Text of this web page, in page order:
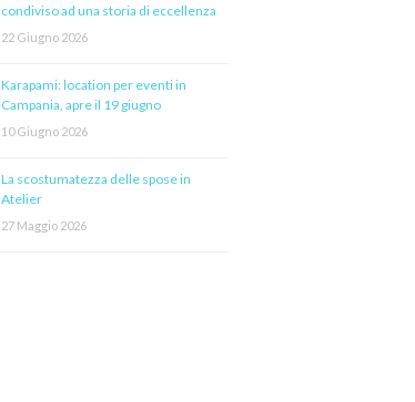
condiviso ad una storia di eccellenza
22 Giugno 2026
Karapami: location per eventi in
Campania, apre il 19 giugno
10 Giugno 2026
La scostumatezza delle spose in
Atelier
27 Maggio 2026